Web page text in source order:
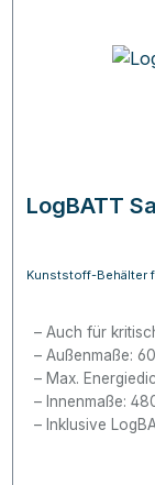
LogBATT
Kunststoff-Behälter
Auch für
Außenmaße:
Max.
Innenmaße:
Inklusive